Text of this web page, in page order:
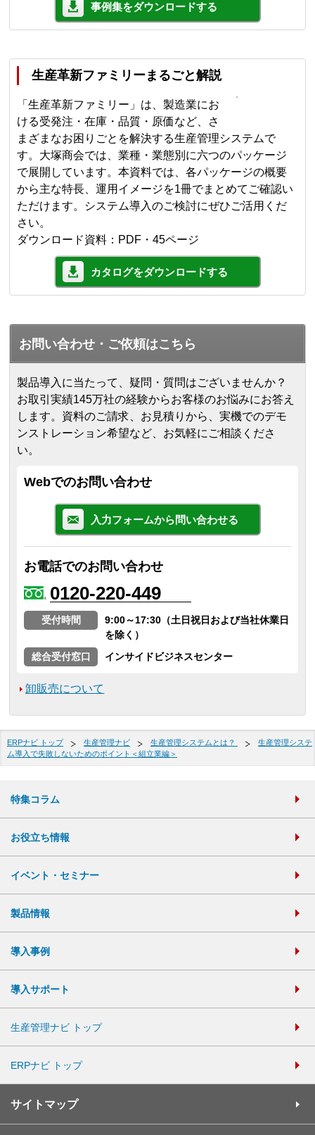
事例集をダウンロードする
生産革新ファミリーまるごと解説
「生産革新ファミリー」は、製造業にお
ける受発注・在庫・品質・原価など、さ
まざまなお困りごとを解決する生産管理システムで
す。大塚商会では、業種・業態別に六つのパッケージ
で展開しています。本資料では、各パッケージの概要
から主な特長、運用イメージを1冊でまとめてご確認い
ただけます。システム導入のご検討にぜひご活用くだ
さい。
ダウンロード資料：PDF・45ページ
カタログをダウンロードする
お問い合わせ・ご依頼はこちら
製品導入に当たって、疑問・質問はございませんか？
お取引実績145万社の経験からお客様のお悩みにお答え
します。 資料のご請求、お見積りから、実機でのデモ
ンストレーション希望など、お気軽にご相談くださ
い。
Webでのお問い合わせ
入力フォームから問い合わせる
お電話でのお問い合わせ
0120-220-449
受付時間
9:00～17:30（土日祝日および当社休業日
を除く）
総合受付窓口
インサイドビジネスセンター
卸販売について
ERPナビ トップ 生産管理ナビ 生産管理システムとは？
生産管理システ
ム導入で失敗しないためのポイント＜組立業編＞
特集コラム
お役立ち情報
イベント・セミナー
製品情報
導入事例
導入サポート
生産管理ナビ トップ
ERPナビ トップ
サイトマップ